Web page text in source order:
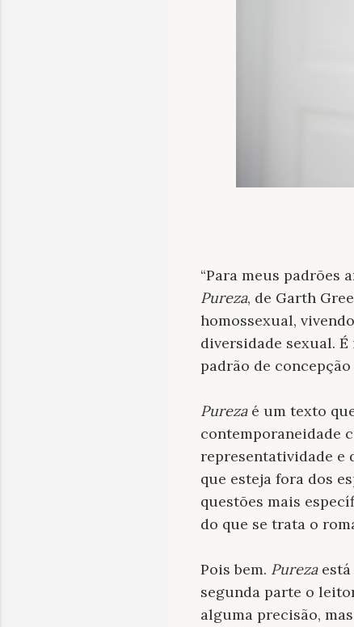
“Para meus padrões
Pureza, de Garth
homossexual,
diversidade sexual.
padrão de
Purezaé um texto
contemporaneidade
representatividade e
que esteja fora dos
questões mais
do que se trata o
Pois bem. Purezaestá
segunda parte o
alguma precisão,